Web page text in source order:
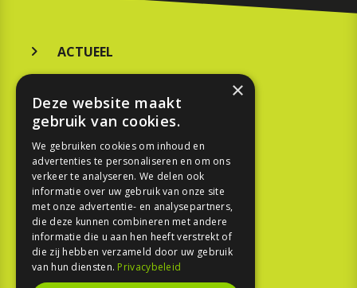
ACTUEEL
KOOPGIDS
TESTEN
SPORT
REPORTAGE
TOUREN
×
Deze website maakt
gebruik van cookies.
We gebruiken cookies om inhoud en
advertenties te personaliseren en om ons
verkeer te analyseren. We delen ook
informatie over uw gebruik van onze site
met onze advertentie- en analysepartners,
die deze kunnen combineren met andere
informatie die u aan hen heeft verstrekt of
die zij hebben verzameld door uw gebruik
van hun diensten. Privacybeleid